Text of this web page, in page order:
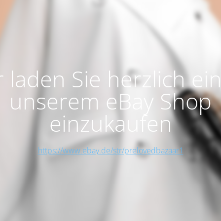
laden Sie herzlich
unserem eBay Shop
einzukaufen
https://www.ebay.de/str/prelovedbazaar1